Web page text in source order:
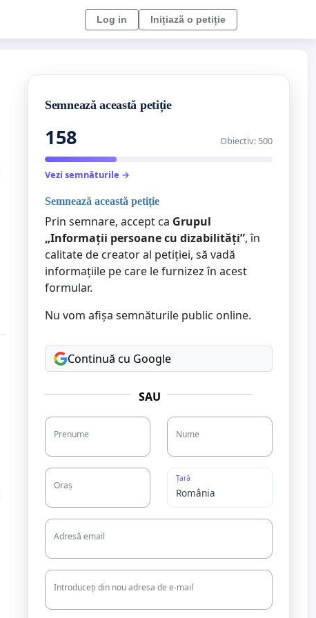
Log in Inițiază o petiție
Semnează această petiție
158 Obiectiv: 500
Vezi semnăturile →
Semnează această petiție
Prin semnare, accept ca Grupul
„Informații persoane cu dizabilități”, în
calitate de creator al petiției, să vadă
informațiile pe care le furnizez în acest
formular.
Nu vom afișa semnăturile public online.
Continuă cu Google
SAU
Prenume Nume
Oraș
Țară
Adresă email
Introduceți din nou adresa de e-mail